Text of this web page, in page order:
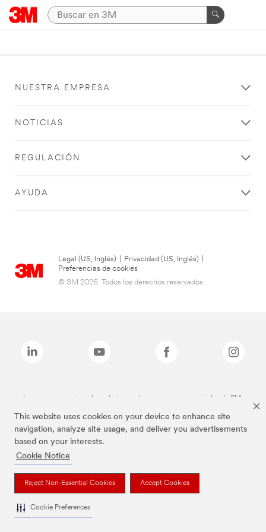
This website uses cookies on your device to enhance site
navigation, analyze site usage, and deliver you advertisements
based on your interests.
Cookie Notice
Reject Non-Essential Cookies Accept Cookies
Cookie Preferences
NUESTRA EMPRESA
NOTICIAS
REGULACIÓN
AYUDA
Legal (US, Inglés) Privacidad (US, Inglés)
Preferencias de cookies
© 3M 2026. Todos los derechos reservados..
Las marcas mencionadas anteriormente son marcas comerciales de 3M.